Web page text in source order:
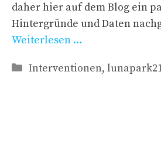
daher hier auf dem Blog ein
Hintergründe und Daten
Weiterlesen …
Kategorien
Interventionen,